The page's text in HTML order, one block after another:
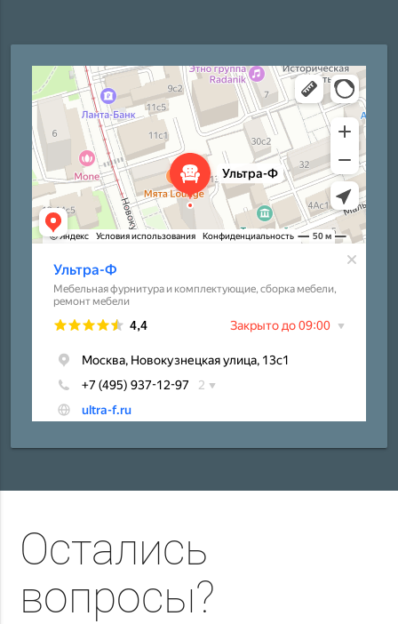
Остались
вопросы?